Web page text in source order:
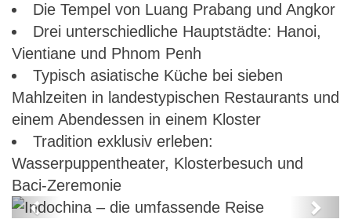
Die Tempel von Luang Prabang und Angkor
Drei unterschiedliche Hauptstädte: Hanoi,
Vientiane und Phnom Penh
Typisch asiatische Küche bei sieben
Mahlzeiten in landestypischen Restaurants und
einem Abendessen in einem Kloster
Tradition exklusiv erleben:
Wasserpuppentheater, Klosterbesuch und
Baci-Zeremonie
Previous
Next